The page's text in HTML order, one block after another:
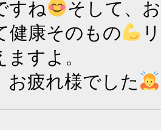
すね
そして、
健康そのもの
すよ。
お疲れ様でした